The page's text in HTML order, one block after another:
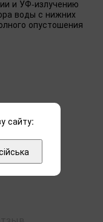
и УФ-излучению
воды с нижних
опустошения
сайту: